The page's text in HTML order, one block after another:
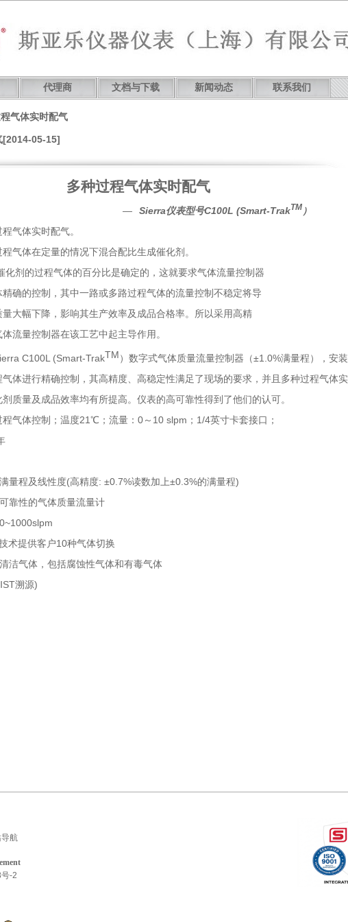
代理商 文档与下载 新闻动态 联系我们
气体实时配气
[2014-05-15]
多种过程气体实时配气
— Sierra仪表型号C100L (Smart-TrakTM ）
气体实时配气。
程气体在定量的情况下混合配比生成催化剂。
化剂的过程气体的百分比是确定的，这就要求气体流量控制器
确的控制，其中一路或多路过程气体的流量控制不稳定将导
大幅下降，影响其生产效率及成品合格率。所以采用高精
流量控制器在该工艺中起主导作用。
C100L (Smart-TrakTM） 数字式气体质量流量控制器（±1.0%满量程），安装
体进行精确控制，其高精度、高稳定性满足了现场的要求，并且多种过程气体实
质量及成品效率均有所提高。仪表的高可靠性得到了他们的认可。
程气体控制；温度21℃ ；流量： 0～ 10 slpm ； 1/4英寸卡套接口；
程及线性度(高精度: ±0.7%读数加上±0.3%的满量程)
性的气体质量流量计
提供客户10种气体切换
气体，包括腐蚀性气体和有毒气体
溯源)
导航
-2